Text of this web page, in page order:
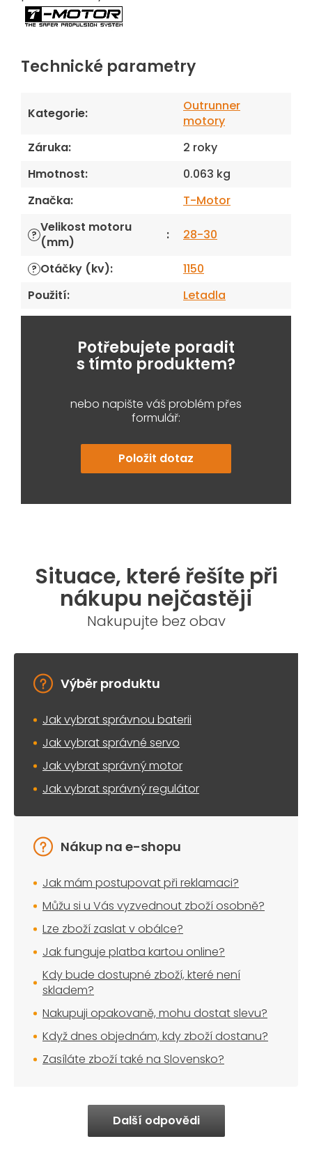
Technické parametry
Kategorie:
Outrunner
motory
Záruka:
2 roky
Hmotnost:
0.063 kg
Značka: T-Motor
? Velikost motoru
(mm)
: 28-30
? Otáčky (kv):
1150
Použití: Letadla
Potřebujete poradit
s tímto produktem?
nebo napište váš problém přes
formulář:
Položit dotaz
Situace, které řešíte při
nákupu nejčastěji
Nakupujte bez obav
Výběr produktu
Jak vybrat správnou baterii
Jak vybrat správné servo
Jak vybrat správný motor
Jak vybrat správný regulátor
Nákup na e-shopu
Jak mám postupovat při reklamaci?
Můžu si u Vás vyzvednout zboží osobně?
Lze zboží zaslat v obálce?
Jak funguje platba kartou online?
Kdy bude dostupné zboží, které není
skladem?
Nakupuji opakovaně, mohu dostat slevu?
Když dnes objednám, kdy zboží dostanu?
Zasíláte zboží také na Slovensko?
Další odpovědi